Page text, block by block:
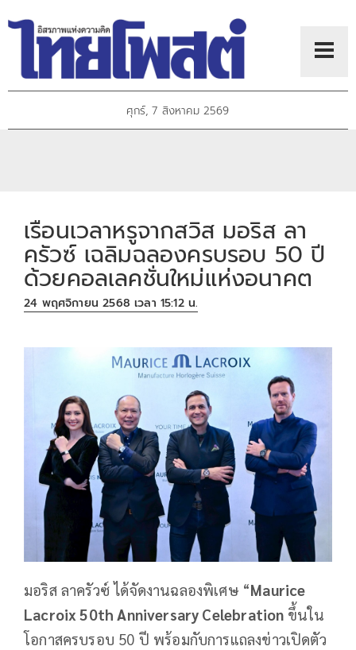
ศุกร์, 7 สิงหาคม 2569
เรือนเวลาหรูจากสวิส มอริส ลา
ครัวซ์ เฉลิมฉลองครบรอบ 50 ปี
ด้วยคอลเลคชั่นใหม่แห่งอนาคต
24 พฤศจิกายน 2568 เวลา 15:12 น.
มอริส ลาครัวซ์ ได้จัดงานฉลองพิเศษ “Maurice
Lacroix 50th Anniversary Celebration ขึ้นใน
โอกาสครบรอบ 50 ปี พร้อมกับการแถลงข่าวเปิดตัว